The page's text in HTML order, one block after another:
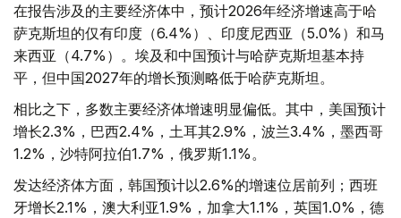
在报告涉及的主要经济体中，预计2026年经济增速高于哈
萨克斯坦的仅有印度（6.4%）、印度尼西亚（5.0%）和马
来西亚（4.7%）。埃及和中国预计与哈萨克斯坦基本持
平，但中国2027年的增长预测略低于哈萨克斯坦。
相比之下，多数主要经济体增速明显偏低。其中，美国预计
增长2.3%，巴西2.4%，土耳其2.9%，波兰3.4%，墨西哥
1.2%，沙特阿拉伯1.7%，俄罗斯1.1%。
发达经济体方面，韩国预计以2.6%的增速位居前列；西班
牙增长2.1%，澳大利亚1.9%，加拿大1.1%，英国1.0%，德